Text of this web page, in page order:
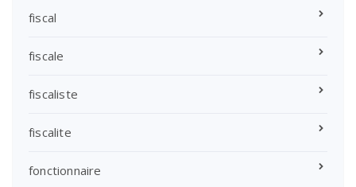
fiscal
fiscale
fiscaliste
fiscalite
fonctionnaire